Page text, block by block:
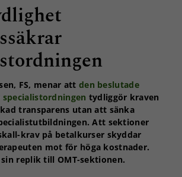
FS, menar att den beslutade
tydliggör kraven
transparens utan att sänka
Att sektioner
krav på betalkurser skyddar
mot för höga kostnader.
sin replik till OMT-sektionen.